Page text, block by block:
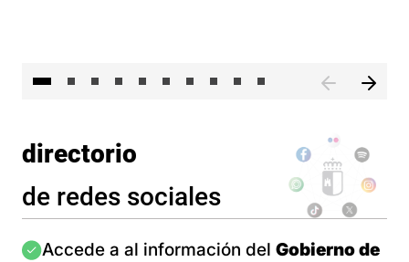
directorio
de redes sociales
Imagen
Accede a al información del Gobierno de